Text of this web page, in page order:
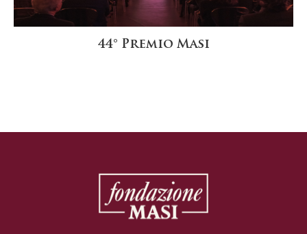
44° Premio Masi